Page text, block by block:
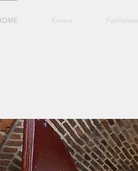
Kamers Faciliteiten